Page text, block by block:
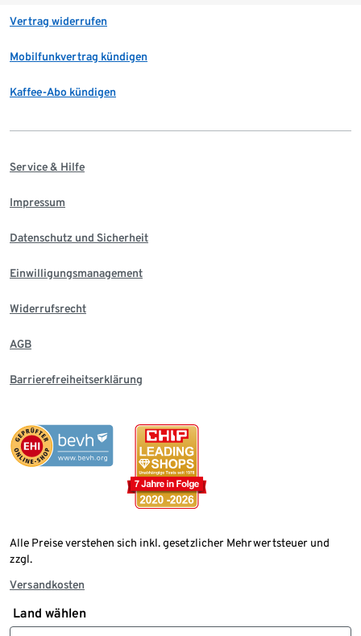
Vertrag widerrufen
Mobilfunkvertrag kündigen
Kaffee-Abo kündigen
Service & Hilfe
Impressum
Datenschutz und Sicherheit
Einwilligungsmanagement
Widerrufsrecht
AGB
Barrierefreiheitserklärung
Alle Preise verstehen sich inkl. gesetzlicher Mehrwertsteuer und
zzgl.
Versandkosten
Land wählen